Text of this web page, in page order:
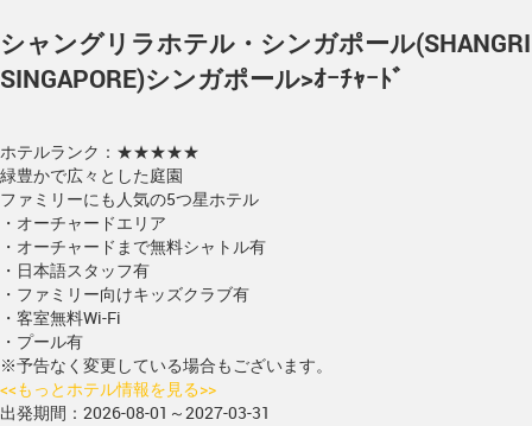
シャングリラホテル・シンガポール
SINGAPORE)シンガポール>ｵｰﾁｬｰﾄﾞ
ホテルランク：★★★★★
緑豊かで広々とした庭園
ファミリーにも人気の5つ星ホテル
・オーチャードエリア
・オーチャードまで無料シャトル有
・日本語スタッフ有
・ファミリー向けキッズクラブ有
・客室無料Wi-Fi
・プール有
※予告なく変更している場合もございます。
<<もっとホテル情報を見る>>
出発期間：2026-08-01～2027-03-31